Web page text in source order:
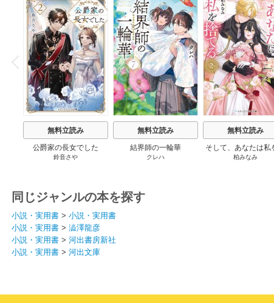
P
r
e
v
i
o
u
s
無料立読み
公爵家の長女でした
鈴音さや
無料立読み
結界師の一輪華
クレハ
無料立読み
そして、あなたは私
てる
柏みなみ
同じジャンルの本を探す
小説・実用書 > 小説・実用書
小説・実用書 > 澁澤龍彦
小説・実用書 > 河出書房新社
小説・実用書 > 河出文庫